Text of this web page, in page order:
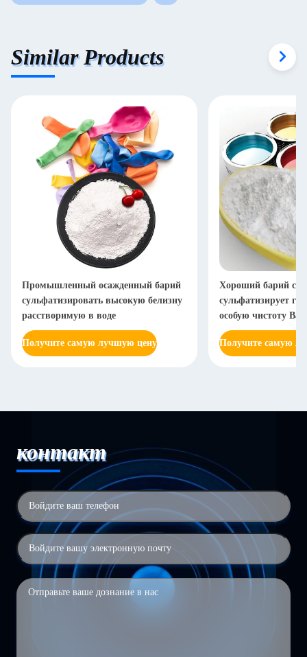
Similar Products
Промышленный осажденный барий
сульфатизировать высокую белизну
расстворимую в воде
Получите самую лучшую цену
Хороший барий
сульфатизирует
особую чистоту
Получите самую
контакт